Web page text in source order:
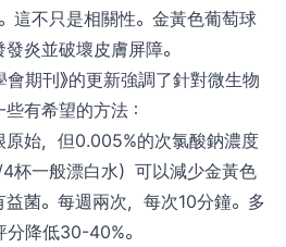
這不只是相關性。金黃色葡萄球
炎並破壞皮膚屏障。
期刊》的更新強調了針對微生物
有希望的方法：
原始，但0.005%的次氯酸鈉濃度
4杯一般漂白水）可以減少金黃色
菌。每週兩次，每次10分鐘。多
降低30-40%。